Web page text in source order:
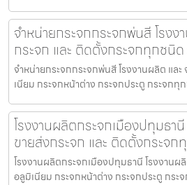
จำหน่ายกระจกกระจกพ่นสี โรง
กระจก และ ติดตั้งกระจกทุกชนิ
จำหน่ายกระจกกระจกพ่นสี โรงงานผลิต แล
เนียม กระจกหน้าต่าง กระจกประตู กระจกทุ
โรงงานผลิตกระจกเมืองปทุมธา
ขายส่งกระจก และ ติดตั้งกระจ
โรงงานผลิตกระจกเมืองปทุมธานี โรงงานผ
อลูมิเนียม กระจกหน้าต่าง กระจกประตู กระ